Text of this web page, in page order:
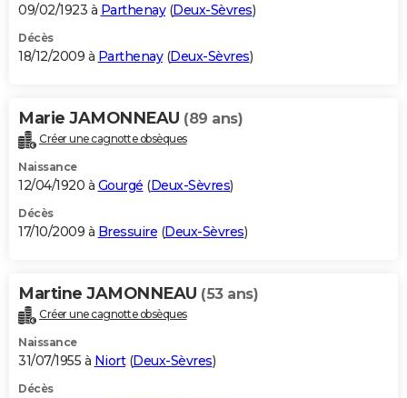
09/02/1923 à Parthenay(Deux-Sèvres)
Décès
18/12/2009 à Parthenay(Deux-Sèvres)
Marie JAMONNEAU (89 ans)
Créer une cagnotte obsèques
Naissance
12/04/1920 à Gourgé (Deux-Sèvres)
Décès
17/10/2009 à Bressuire (Deux-Sèvres)
Martine JAMONNEAU (53 ans)
Créer une cagnotte obsèques
Naissance
31/07/1955 à Niort(Deux-Sèvres)
Décès